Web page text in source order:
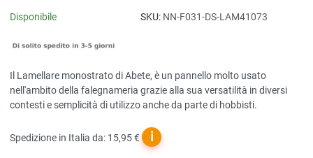
Disponibile SKU: NN-F031-DS-LAM41073
Il Lamellare monostrato di Abete, è un pannello molto usato
nell'ambito della falegnameria grazie alla sua versatilità in diversi
contesti e semplicità di utilizzo anche da parte di hobbisti.
Spedizione in Italia da: 15,95 € ℹ